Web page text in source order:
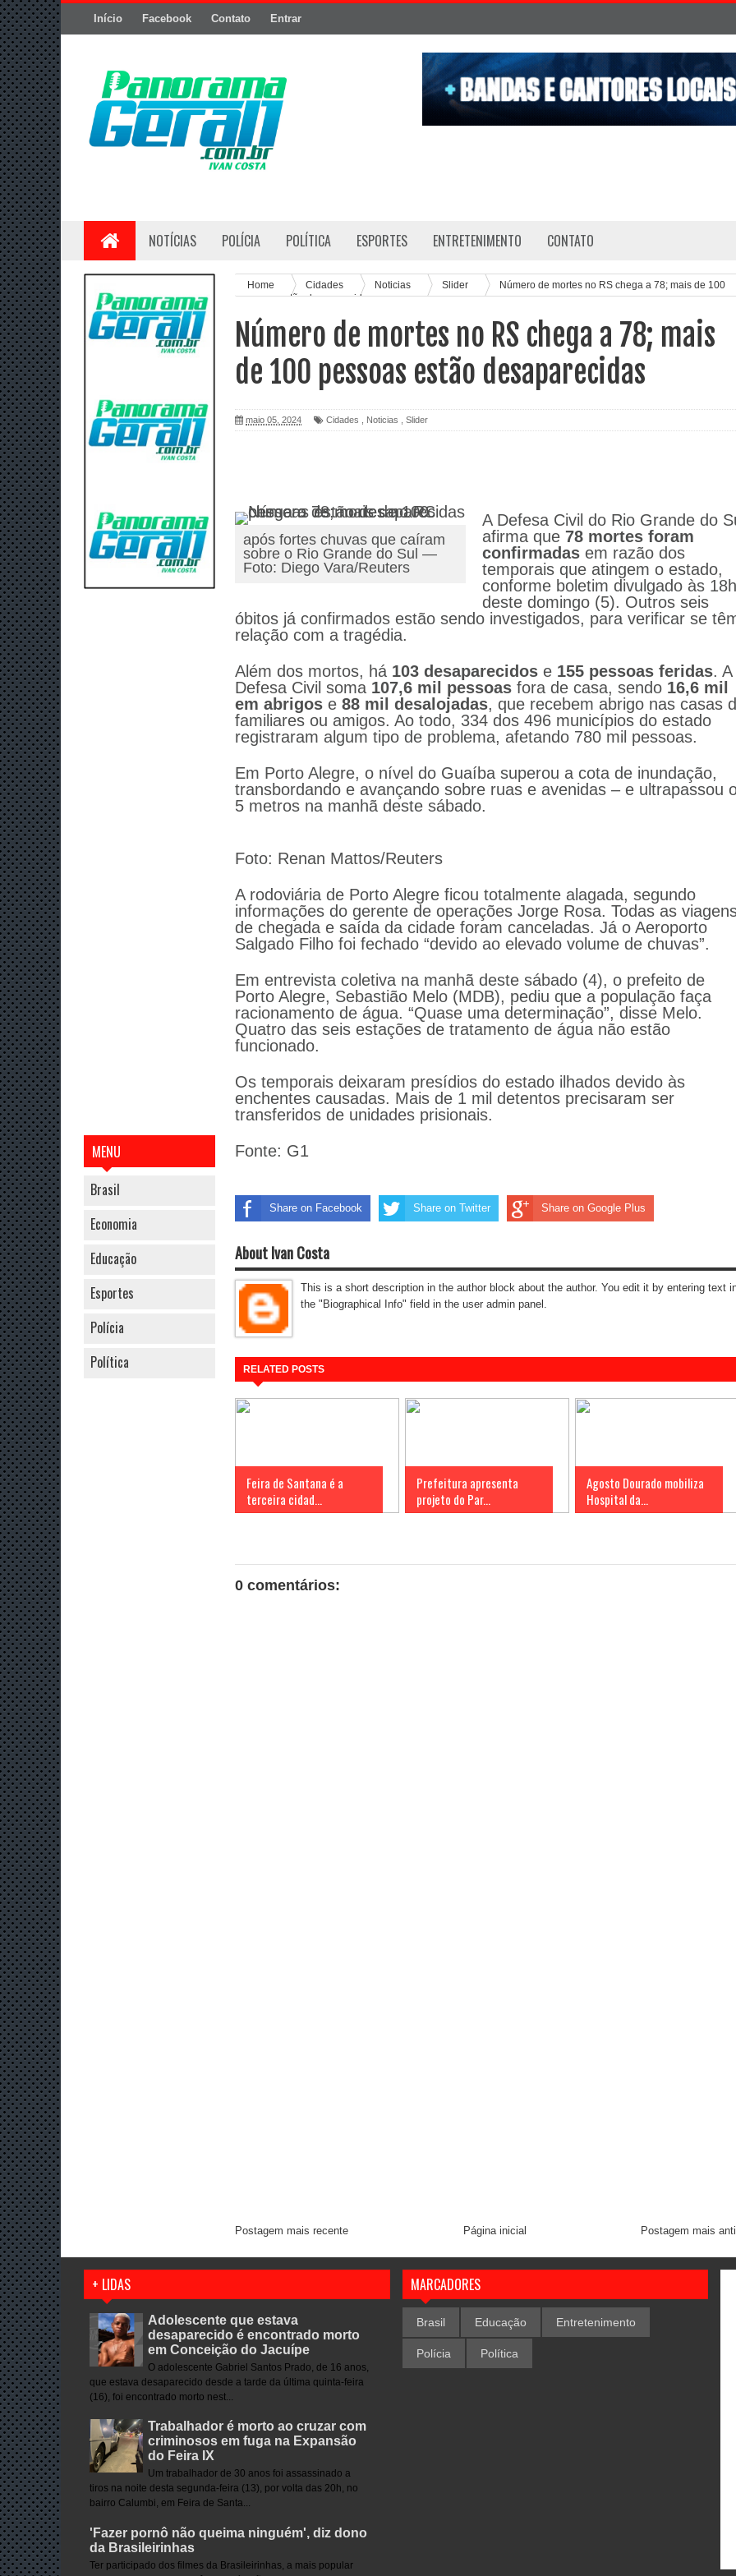
Início Facebook Contato Entrar
NOTÍCIAS POLÍCIA POLÍTICA ESPORTES ENTRETENIMENTO CONTATO
MENU
Brasil
Economia
Educação
Esportes
Polícia
Política
Home Cidades Noticias Slider
Número de mortes no RS chega a 78; mais de 100
pessoas estão desaparecidas
Número de mortes no RS chega a 78; mais
de 100 pessoas estão desaparecidas
maio 05, 2024 Cidades Noticias Slider
após fortes chuvas que caíram
sobre o Rio Grande do Sul —
Foto: Diego Vara/Reuters
A Defesa Civil do Rio Grande do
afirma que 78 mortes foram
confirmadasem razão dos
temporais que atingem o estado,
conforme boletim divulgado às 18h
deste domingo (5). Outros seis
óbitos já confirmados estão sendo investigados, para verificar se
relação com a tragédia.
Além dos mortos, há 103 desaparecidos e 155 pessoas feridas. A
Defesa Civil soma 107,6 mil pessoas fora de casa, sendo 16,6 mil
em abrigos e 88 mil desalojadas, que recebem abrigo nas casas
familiares ou amigos. Ao todo, 334 dos 496 municípios do estado
registraram algum tipo de problema, afetando 780 mil pessoas.
Em Porto Alegre, o nível do Guaíba superou a cota de inundação,
transbordando e avançando sobre ruas e avenidas – e ultrapassou
5 metros na manhã deste sábado.
Foto: Renan Mattos/Reuters
A rodoviária de Porto Alegre ficou totalmente alagada, segundo
informações do gerente de operações Jorge Rosa. Todas as
de chegada e saída da cidade foram canceladas. Já o Aeroporto
Salgado Filho foi fechado “devido ao elevado volume de chuvas”.
Em entrevista coletiva na manhã deste sábado (4), o prefeito de
Porto Alegre, Sebastião Melo (MDB), pediu que a população faça
racionamento de água. “Quase uma determinação”, disse Melo.
Quatro das seis estações de tratamento de água não estão
funcionado.
Os temporais deixaram presídios do estado ilhados devido às
enchentes causadas. Mais de 1 mil detentos precisaram ser
transferidos de unidades prisionais.
Fonte: G1
Share on Facebook Share on Twitter Share on Google Plus
About Ivan Costa
This is a short description in the author block about the author. You edit it by entering text
the "Biographical Info" field in the user admin panel.
RELATED POSTS
Feira de Santana é a
terceira cidad...
Prefeitura apresenta
projeto do Par...
Agosto Dourado mobiliza
Hospital da...
0 comentários:
Postagem mais recente Postagem mais
Página inicial
+ LIDAS
Adolescente que estava
desaparecido é encontrado morto
em Conceição do Jacuípe
O adolescente Gabriel Santos Prado, de 16 anos,
que estava desaparecido desde a tarde da última quinta-feira
(16), foi encontrado morto nest...
Trabalhador é morto ao cruzar com
criminosos em fuga na Expansão
do Feira IX
Um trabalhador de 30 anos foi assassinado a
tiros na noite desta segunda-feira (13), por volta das 20h, no
bairro Calumbi, em Feira de Santa...
'Fazer pornô não queima ninguém', diz dono
da Brasileirinhas
Ter participado dos filmes da Brasileirinhas, a mais popular
MARCADORES
Brasil Educação Entretenimento
Polícia Política